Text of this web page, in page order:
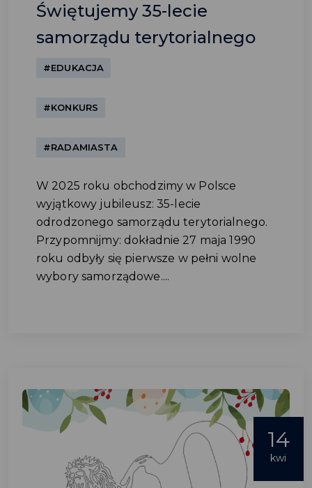
Świętujemy 35-lecie
samorządu terytorialnego
#EDUKACJA
#KONKURS
#RADAMIASTA
W 2025 roku obchodzimy w Polsce
wyjątkowy jubileusz: 35-lecie
odrodzonego samorządu terytorialnego.
Przypomnijmy: dokładnie 27 maja 1990
roku odbyły się pierwsze w pełni wolne
wybory samorządowe....
14
kwi